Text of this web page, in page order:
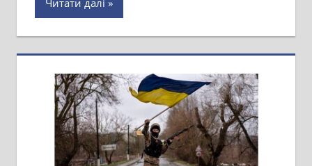
Читати далі